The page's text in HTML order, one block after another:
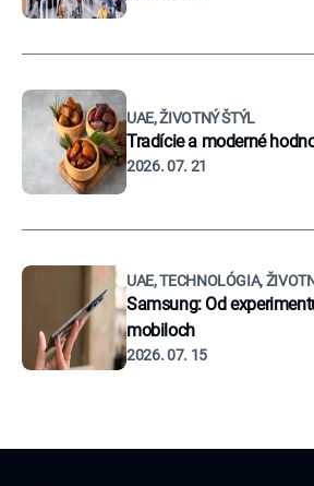
UAE, ŽIVOTNÝ ŠTÝL
Tradície a moderné
2026. 07. 21
UAE, TECHNOLÓGIA,
Samsung: Od
mobiloch
2026. 07. 15